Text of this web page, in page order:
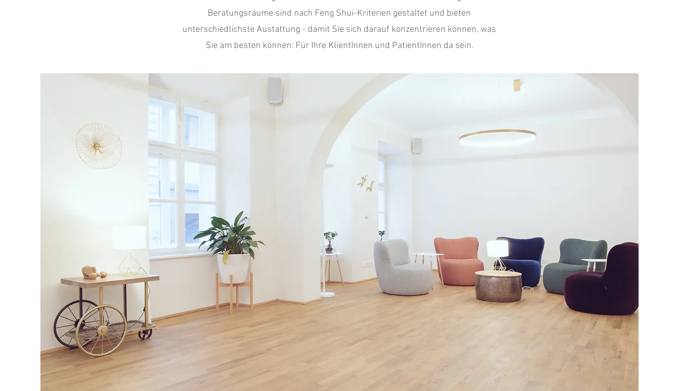
Beratungsräume sind nach Feng Shui-Kriterien gestaltet und bieten
unterschiedlichste Austattung - damit Sie sich darauf konzentrieren können, was
Sie am besten können: Für Ihre KlientInnen und PatientInnen da sein.